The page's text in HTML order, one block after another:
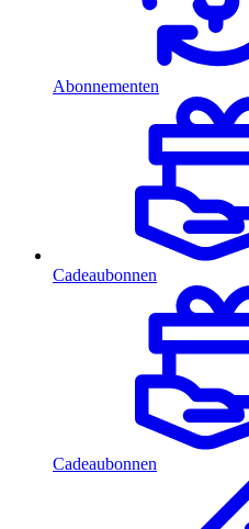
Abonnementen
Cadeaubonnen
Cadeaubonnen